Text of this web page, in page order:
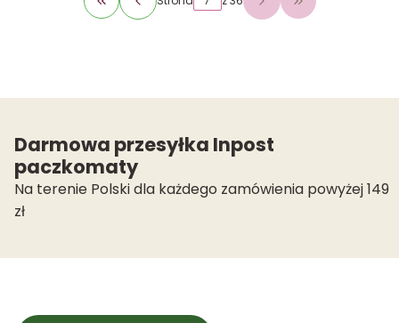
Wróć do pierwszej strony z produktami
Przejdź do
Darmowa przesyłka Inpost
paczkomaty
Na terenie Polski dla każdego zamówienia powyżej 149
zł